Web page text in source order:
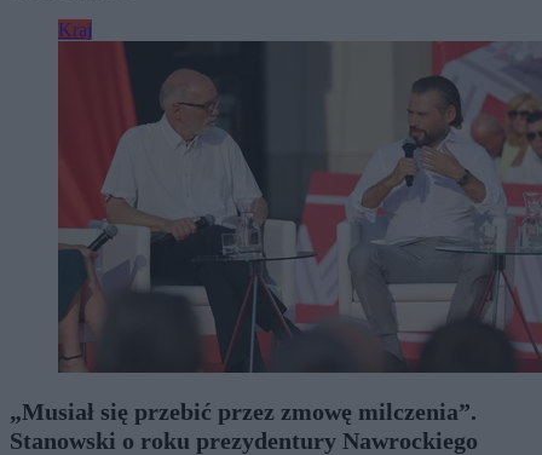
Kraj
„Musiał się przebić przez zmowę milczenia”.
Stanowski o roku prezydentury Nawrockiego